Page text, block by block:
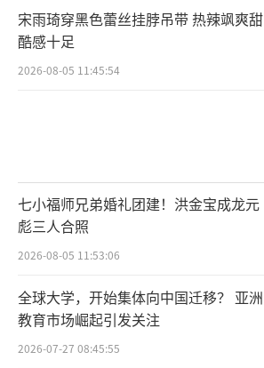
宋雨琦穿黑色蕾丝挂脖吊带 热辣飒爽甜
酷感十足
2026-08-05 11:45:54
七小福师兄弟婚礼团建！洪金宝成龙元
彪三人合照
2026-08-05 11:53:06
全球大学，开始集体向中国迁移？ 亚洲
教育市场崛起引发关注
2026-07-27 08:45:55